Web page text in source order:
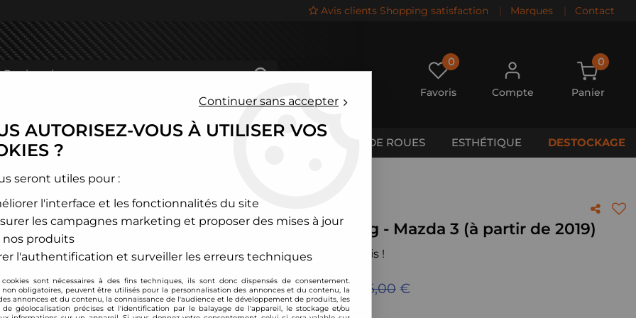
Avis clients Shopping satisfaction | Marques | Contact
0
Favoris Compte
0
Panier
CALES DE ROUES ESTHÉTIQUE DESTOCKAGE
>Mazda >3 >Combinés filetés D2 Racing - Mazda 3 (à partir de 2019)
D2 Racing
Combinés filetés D2 Racing - Mazda 3 (à partir de 2019)
Soyez le premier à donner votre avis !
949,00 €TTC au lieu de 1116,00 €
Continuer sans accepter
AUTORISEZ-VOUS À UTILISER VOS
?
seront utiles pour :
l'interface et les fonctionnalités du site
les campagnes marketing et proposer des mises à jour
nos produits
l'authentification et surveiller les erreurs techniques
cookies sont nécessaires à des fins techniques, ils sont donc dispensés de consentement.
non obligatoires, peuvent être utilisés pour la personnalisation des annonces et du contenu, la
annonces et du contenu, la connaissance de l'audience et le développement de produits, les
de géolocalisation précises et l'identification par le balayage de l'appareil, le stockage et/ou